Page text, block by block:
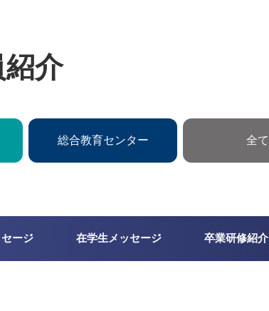
介
総合教育センター 全て
ージ 在学生メッセージ 卒業研修紹介